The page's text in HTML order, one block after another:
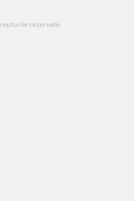
rezervate.